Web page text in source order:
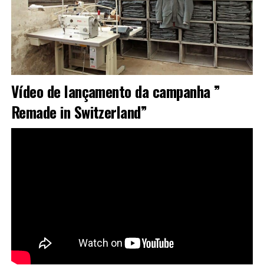
Vídeo de lançamento da campanha ”
Remade in Switzerland”